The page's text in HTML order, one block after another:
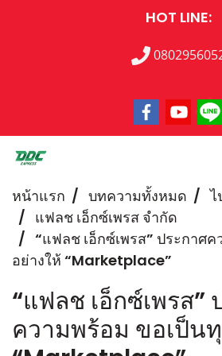
HOT LINE:
หน้าแรก บทความทั้งหมด
แฟลช เอ็กซ์เพรส จำกัด
“แฟลช เอ็กซ์เพรส” ประกาศ
อย่างให้ “Marketplace”
“แฟลช เอ็กซ์เพรส”
ความพร้อม ขอเป็น